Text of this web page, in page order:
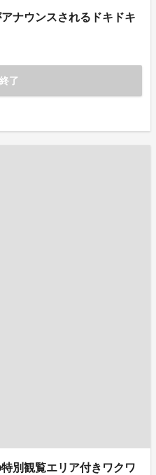
ナウンスされるドキドキ
了
別観覧エリア付きワクワ